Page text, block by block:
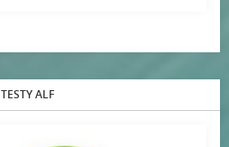
TESTY ALF